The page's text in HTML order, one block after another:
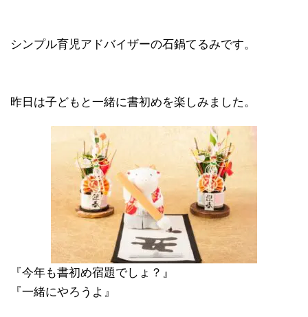
シンプル育児アドバイザーの石鍋てるみです。
昨日は子どもと一緒に書初めを楽しみました。
『今年も書初め宿題でしょ？』
『一緒にやろうよ』